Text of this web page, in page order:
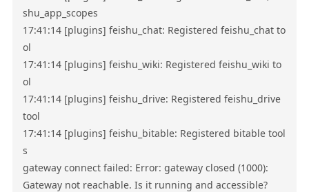
shu_app_scopes
17:41:14 [plugins] feishu_chat: Registered feishu_chat to
ol
17:41:14 [plugins] feishu_wiki: Registered feishu_wiki to
ol
17:41:14 [plugins] feishu_drive: Registered feishu_drive
tool
17:41:14 [plugins] feishu_bitable: Registered bitable tool
s
gateway connect failed: Error: gateway closed (1000):
Gateway not reachable. Is it running and accessible?